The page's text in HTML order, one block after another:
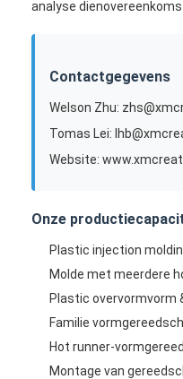
Huis
Producten
analyse
Contactgegevens
Welson Zhu:
Tomas Lei:
Website:
Onze
Plastic injection
Molde met meerdere
Plastic overvormvorm
Familie
Hot runner-
Montage van